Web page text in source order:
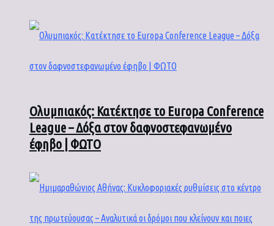
Ολυμπιακός: Κατέκτησε το Europa Conference
League – Δόξα στον δαφνοστεφανωμένο
έφηβο | ΦΩΤΟ